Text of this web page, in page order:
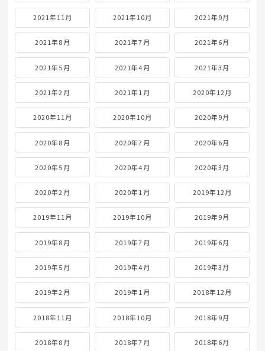
2021年11月 2021年10月 2021年9月
2021年8月 2021年7月 2021年6月
2021年5月 2021年4月 2021年3月
2021年2月 2021年1月 2020年12月
2020年11月 2020年10月 2020年9月
2020年8月 2020年7月 2020年6月
2020年5月 2020年4月 2020年3月
2020年2月 2020年1月 2019年12月
2019年11月 2019年10月 2019年9月
2019年8月 2019年7月 2019年6月
2019年5月 2019年4月 2019年3月
2019年2月 2019年1月 2018年12月
2018年11月 2018年10月 2018年9月
2018年8月 2018年7月 2018年6月